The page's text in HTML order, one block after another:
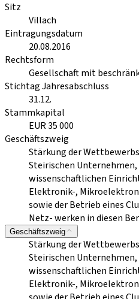
Sitz
Villach
Eintragungsdatum
20.08.2016
Rechtsform
Gesellschaft mit
Stichtag Jahresabschluss
31.12.
Stammkapital
EUR 35 000
Geschäftszweig
Stärkung der
Steirischen
wissenschaftlichen
Elektronik-,
sowie der Betrieb eines
Netz- werken in diesen
Geschäftszweig
Stärkung der
Steirischen
wissenschaftlichen
Elektronik-,